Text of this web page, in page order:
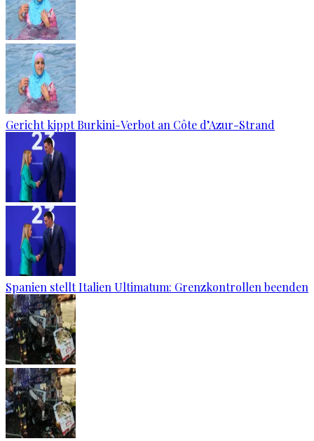
Gericht kippt Burkini-Verbot an Côte d’Azur-Strand
Spanien stellt Italien Ultimatum: Grenzkontrollen beenden